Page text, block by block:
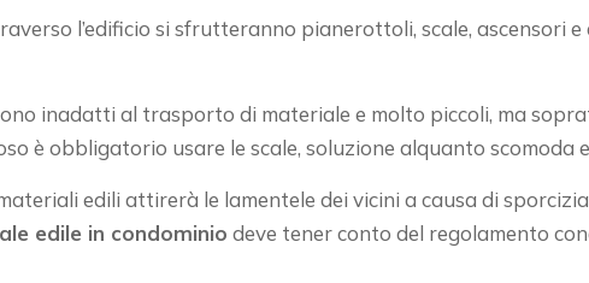
l’edificio si sfrutteranno pianerottoli, scale,
inadatti al trasporto di materiale e molto piccoli, ma
è obbligatorio usare le scale, soluzione alquanto scomoda
edili attirerà le lamentele dei vicini a causa di
edile in condominio deve tener conto del regolamento